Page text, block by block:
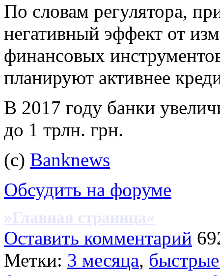
По словам регулятора,
негативный эффект от
финансовых
планируют активнее
В 2017 году банки
до 1 трлн. грн.
(с) Banknews
Обсудить на форуме
»Главная страница«
Оставить комментарий
Метки: 3 месяца,